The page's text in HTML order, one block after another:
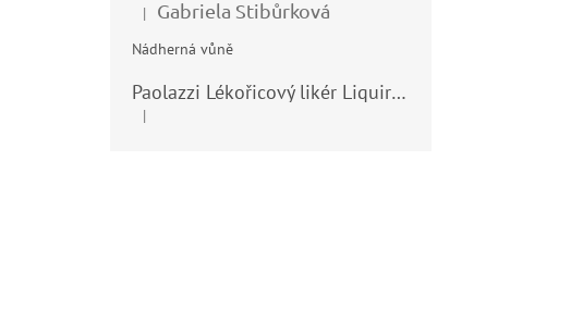
Hodnocení produktu je 5 z 5 hvězdiček.
| Gabriela Stibůrková
Nádherná vůně
Paolazzi Lékořicový likér Liquirizia 24% 0,7L
Hodnocení produktu je 5 z 5 hvězdiček.
|